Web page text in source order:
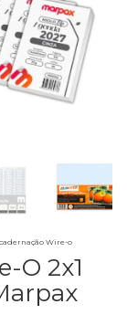
Wire-o
O 2x1